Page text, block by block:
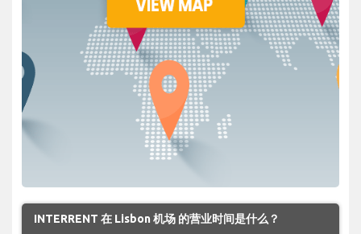
INTERRENT 在 Lisbon 机场 的营业时间是什么？